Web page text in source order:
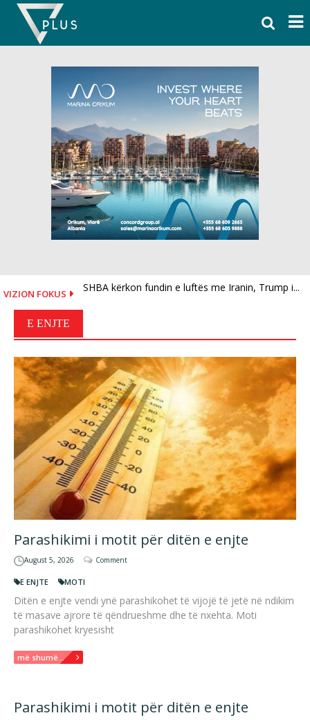
Skip
content
VIZION FOKUS SHBA kërkon fundin e luftës me Iranin, Trump i...
Historia e kalit të verbër që fiton medalje ari,...
E ENJTE
Parashikimi i motit për ditën e enjte
August 5, 2026 Comment
E ENJTE MOTI
Ditën e enjte vendi ynë parashikohet të vijojë të jetë në ndikim
të masave ajrore të qëndrueshme dhe të nxehta. Moti
parashikohet kryesisht
më shumë...
Parashikimi i motit për ditën e enjte